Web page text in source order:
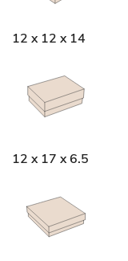
12 x 12 x 14
12 x 17 x 6.5